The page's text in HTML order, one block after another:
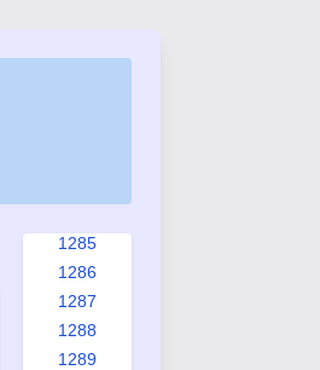
1285
1286
1287
1288
1289